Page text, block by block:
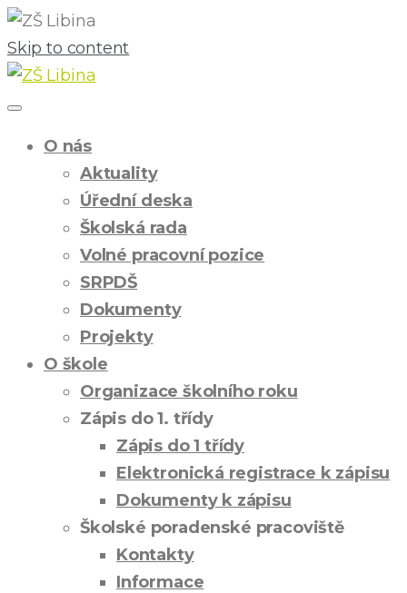
Skip to content
O nás
Aktuality
Úřední deska
Školská rada
Volné pracovní pozice
SRPDŠ
Dokumenty
Projekty
O škole
Organizace školního roku
Zápis do 1. třídy
Zápis do 1 třídy
Elektronická registrace k zápisu
Dokumenty k zápisu
Školské poradenské pracoviště
Kontakty
Informace